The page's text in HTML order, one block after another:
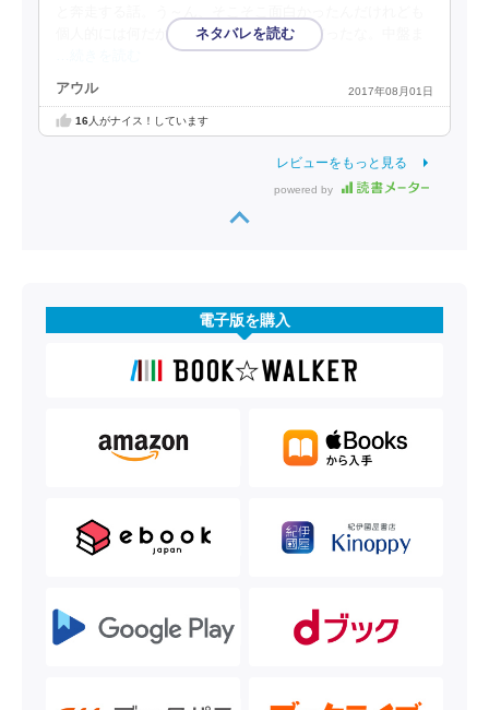
個人的には何だか消化不良といった感じだったな。中盤ま
アウル 2017年08月01日
16人がナイス！しています
レビューをもっと見る
powered by
電子版を購入